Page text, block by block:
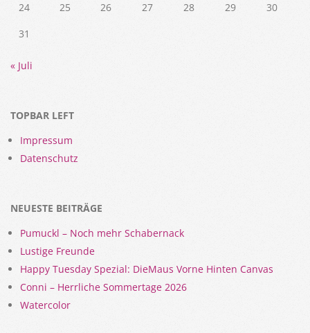
24
25 26 27 28 29
30
31
« Juli
TOPBAR LEFT
Impressum
Datenschutz
NEUESTE BEITRÄGE
Pumuckl – Noch mehr Schabernack
Lustige Freunde
Happy Tuesday Spezial: DieMaus Vorne Hinten Canvas
Conni – Herrliche Sommertage 2026
Watercolor